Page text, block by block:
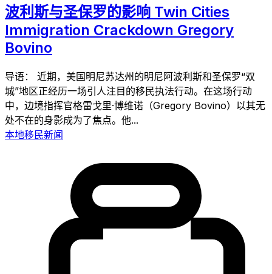
波利斯与圣保罗的影响 Twin Cities
Immigration Crackdown Gregory
Bovino
导语： 近期，美国明尼苏达州的明尼阿波利斯和圣保罗“双
城”地区正经历一场引人注目的移民执法行动。在这场行动
中，边境指挥官格雷戈里·博维诺（Gregory Bovino）以其无
处不在的身影成为了焦点。他...
本地移民新闻